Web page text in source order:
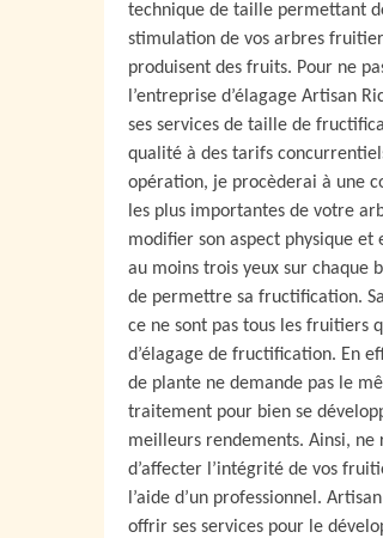
technique de taille permettant
stimulation de vos arbres
produisent des fruits. Pour ne
l’entreprise d’élagage Artisan
ses services de taille de
qualité à des tarifs
opération, je procèderai à une
les plus importantes de votre
modifier son aspect physique et
au moins trois yeux sur chaque
de permettre sa fructification.
ce ne sont pas tous les fruitiers
d’élagage de fructification. En
de plante ne demande pas le
traitement pour bien se
meilleurs rendements. Ainsi, ne
d’affecter l’intégrité de vos
l’aide d’un professionnel.
offrir ses services pour le